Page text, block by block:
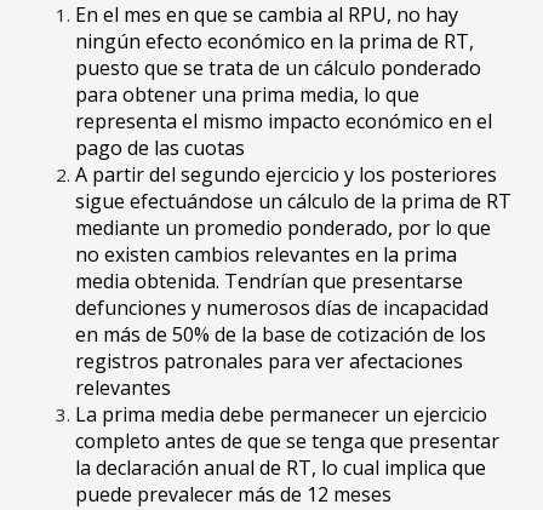
En el mes en que se cambia al RPU, no hay
ningún efecto económico en la prima de RT,
puesto que se trata de un cálculo ponderado
para obtener una prima media, lo que
representa el mismo impacto económico en el
pago de las cuotas
A partir del segundo ejercicio y los posteriores
sigue efectuándose un cálculo de la prima de RT
mediante un promedio ponderado, por lo que
no existen cambios relevantes en la prima
media obtenida. Tendrían que presentarse
defunciones y numerosos días de incapacidad
en más de 50% de la base de cotización de los
registros patronales para ver afectaciones
relevantes
La prima media debe permanecer un ejercicio
completo antes de que se tenga que presentar
la declaración anual de RT, lo cual implica que
puede prevalecer más de 12 meses